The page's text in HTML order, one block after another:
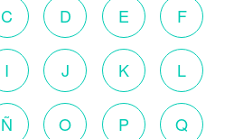
C D E F
I J K L
Ñ O P Q